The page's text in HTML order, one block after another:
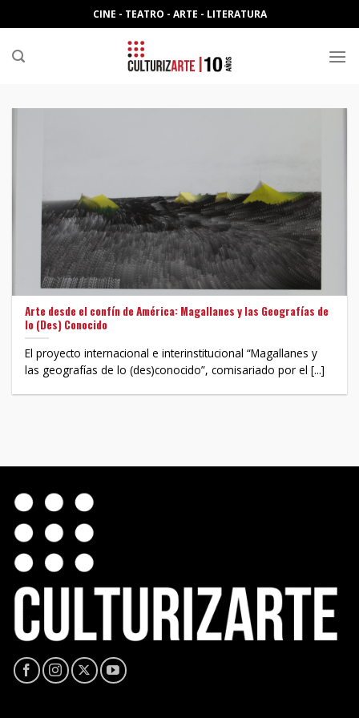
to
content
CINE - TEATRO - ARTE - LITERATURA
Arte desde el confín de América: Magallanes y las Geografías de
lo (Des) Conocido
El proyecto internacional e interinstitucional “Magallanes y
las geografías de lo (des)conocido”, comisariado por el [...]